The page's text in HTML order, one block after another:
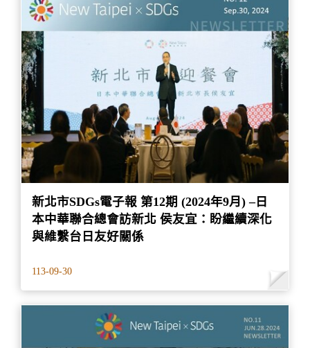
新北市SDGs電子報 第12期 (2024年9月) –日
本中華聯合總會訪新北 侯友宜：盼繼續深化
與維繫台日友好關係
113-09-30